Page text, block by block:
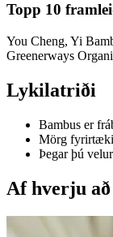
Topp 10
You Cheng, Yi
Greenerways
Lykilatriði
Bambus er
Mörg
Þegar þú
Af hverju